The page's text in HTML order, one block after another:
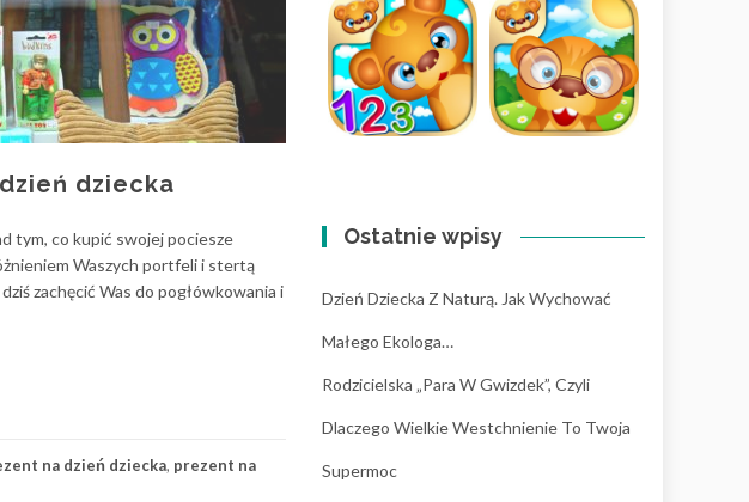
dziecka
tym, co kupić swojej pociesze
Waszych portfeli i stertą
zachęcić Was do pogłówkowania i
na dzień dziecka, prezent na
Ostatnie wpisy
Dzień Dziecka Z Naturą. Jak Wychować
Małego Ekologa…
Rodzicielska „para W Gwizdek”, Czyli
Dlaczego Wielkie Westchnienie To Twoja
Supermoc